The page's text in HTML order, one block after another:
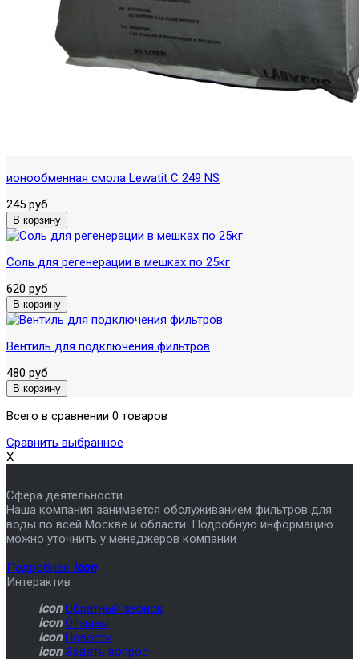
ионообменная смола Lewatit C 249 NS
245 руб
Соль для регенерации в мешках по 25кг
620 руб
Вентиль для подключения фильтров
480 руб
Всего в сравнении 0 товаров
Сравнить выбранное
X
Сфера деятельности
Наша компания занимается обслуживанием фильтров для
воды по всей Москве и области. Подробную информацию
можно уточнить у менеджеров компании
Подробнее icon
Интерактив
icon Обратный звонок
icon Отзывы
icon Новости
icon Задать вопрос